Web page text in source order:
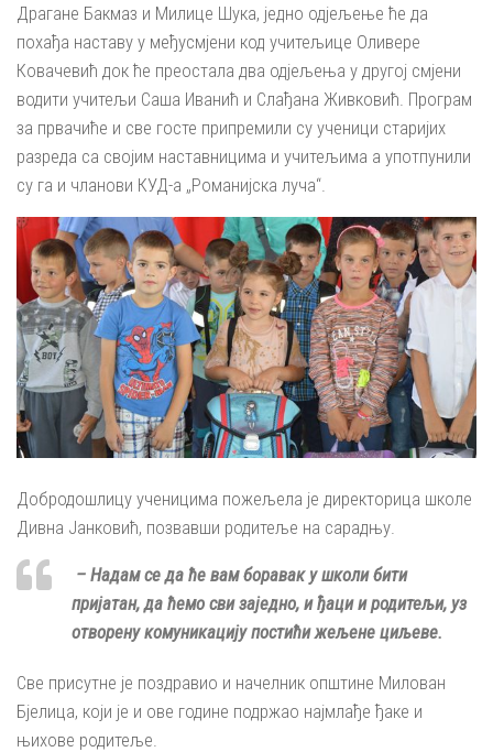
Драгане Бакмаз и Милице Шука, једно одјељење ће да
похађа наставу у међусмјени код учитељице Оливере
Ковачевић док ће преостала два одјељења у другој смјени
водити учитељи Саша Иванић и Слађана Живковић. Програм
за првачиће и све госте припремили су ученици старијих
разреда са својим наставницима и учитељима а употпунили
су га и чланови КУД-а „Романијска луча“.
Добродошлицу ученицима пожељела је директорица школе
Дивна Јанковић, позвавши родитеље на сарадњу.
– Надам се да ће вам боравак у школи бити
пријатан, да ћемо сви заједно, и ђаци и родитељи, уз
отворену комуникацију постићи жељене циљеве.
Све присутне је поздравио и начелник општине Милован
Бјелица, који је и ове године подржао најмлађе ђаке и
њихове родитеље.